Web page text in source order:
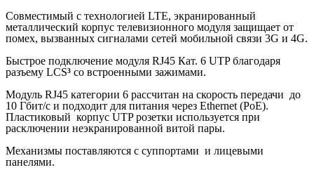
Совместимый с технологией LTE, экранированный
металлический корпус телевизионного модуля защищает от
помех, вызванных сигналами сетей мобильной связи 3G и 4G.
Быстрое подключение модуля RJ45 Кат. 6 UTP благодаря
разъему LCS³ со встроенными зажимами.
Модуль RJ45 категории 6 рассчитан на скорость передачи до
10 Гбит/с и подходит для питания через Ethernet (PoE).
Пластиковый корпус UTP розетки используется при
расключении неэкранированной витой пары.
Механизмы поставляются с суппортами и лицевыми
панелями.